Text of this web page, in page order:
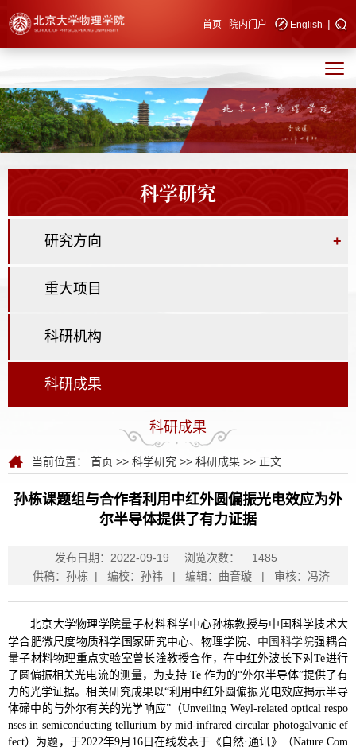
快速导航 首页 院内门户 English |
科学研究
研究方向 +
重大项目
科研机构
科研成果
科研成果
当前位置： 首页 >> 科学研究 >> 科研成果 >> 正文
孙栋课题组与合作者利用中红外圆偏振光电效应为外
尔半导体提供了有力证据
发布日期：2022-09-19 浏览次数：
1485
供稿：孙栋 | 编校：孙祎 | 编辑：曲音璇 | 审核：冯济
北京大学物理学院量子材料科学中心孙栋教授与中国科学技术大
学合肥微尺度物质科学国家研究中心、物理学院、 中国科学院强耦合
量子材料物理重点实验室曾长淦教授合作，在中红外波长下对Te进行
了圆偏振相关光电流的测量，为支持 Te 作为的“外尔半导体”提供了有
力的光学证据。相关研究成果以“利用中红外圆偏振光电效应揭示半导
体碲中的与外尔有关的光学响应”（Unveiling Weyl-related optical respo
nses in semiconducting tellurium by mid-infrared circular photogalvanic ef
fect）为题，于2022年9月16日在线发表于《自然·通讯》（Nature Com